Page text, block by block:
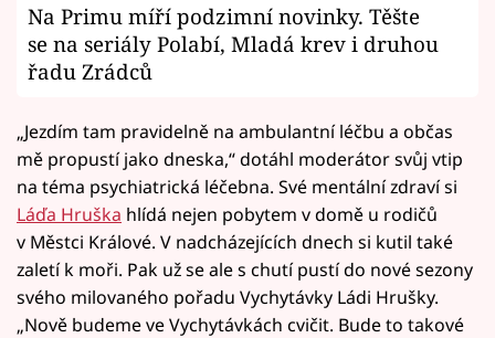
Na Primu míří podzimní novinky. Těšte
se na seriály Polabí, Mladá krev i druhou
řadu Zrádců
„Jezdím tam pravidelně na ambulantní léčbu a občas
mě propustí jako dneska,“ dotáhl moderátor svůj vtip
na téma psychiatrická léčebna. Své mentální zdraví si
Láďa Hruška hlídá nejen pobytem v domě u rodičů
v Městci Králové. V nadcházejících dnech si kutil také
zaletí k moři. Pak už se ale s chutí pustí do nové sezony
svého milovaného pořadu Vychytávky Ládi Hrušky.
„Nově budeme ve Vychytávkách cvičit. Bude to takové